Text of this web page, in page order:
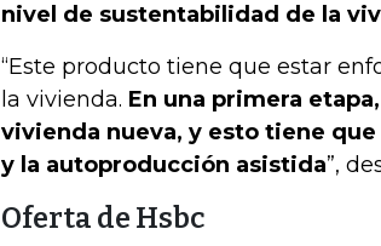
nivel de sustentabilidad de la
“Este producto tiene que estar
la vivienda. En una primera
vivienda nueva, y esto tiene
y la autoproducción asistida”,
Oferta de Hsbc